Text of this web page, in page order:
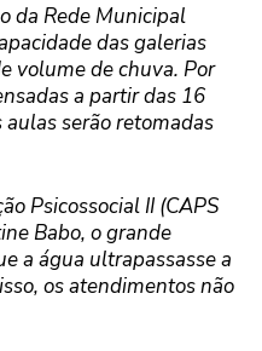
da Rede Municipal
das galerias
volume de chuva. Por
a partir das 16
serão retomadas
Psicossocial II (CAPS
Babo, o grande
a água ultrapassasse a
os atendimentos não